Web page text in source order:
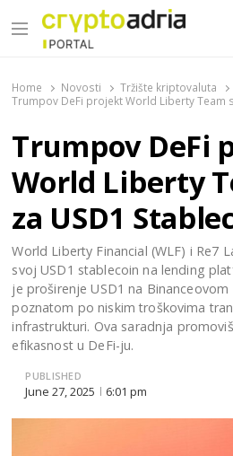
Menu
Home Novosti
Tržište kriptovaluta
Trumpov DeFi projekt World Liberty Team
Trumpov DeFi
World Liberty
za USD1
World Liberty Financial (WLF) i Re7
svoj USD1 stablecoin na lending
je proširenje USD1 na
poznatom po niskim troškovima
infrastrukturi. Ova saradnja
efikasnost u DeFi-ju.
PUBLISHED
June 27, 2025 6:01 pm